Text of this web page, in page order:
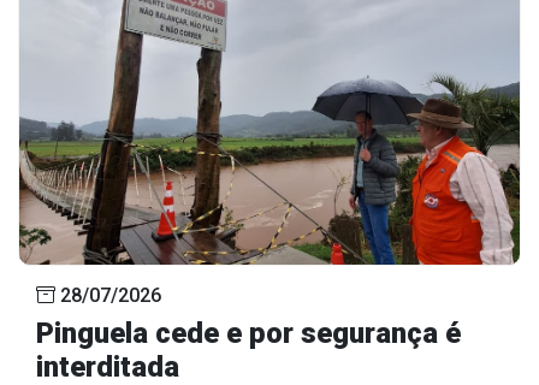
28/07/2026
Pinguela cede e por segurança é
interditada